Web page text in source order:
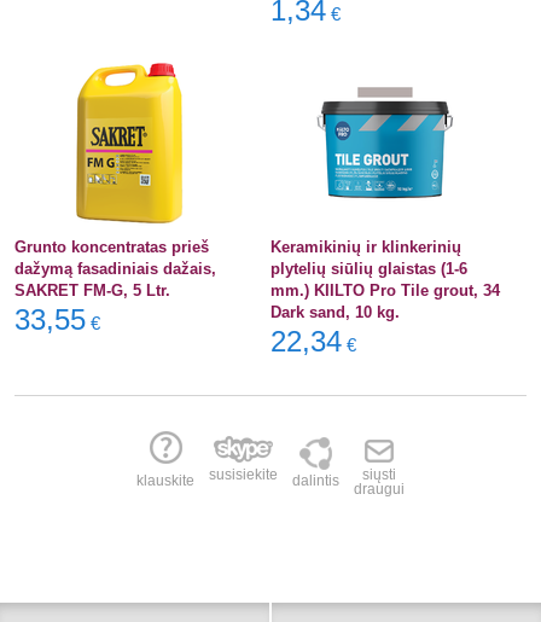
1,34 €
Grunto koncentratas prieš
dažymą fasadiniais dažais,
SAKRET FM-G, 5 Ltr.
33,55 €
Keramikinių ir klinkerinių
plytelių siūlių glaistas (1-6
mm.) KIILTO Pro Tile grout, 34
Dark sand, 10 kg.
22,34 €
klauskite susisiekite dalintis
siųsti
draugui